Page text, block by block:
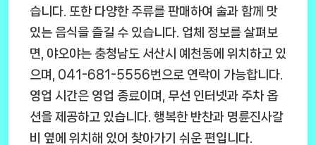
습니다. 또한 다양한 주류를 판매하여 술과 함께 맛
있는 음식을 즐길 수 있습니다. 업체 정보를 살펴보
면, 야오야는 충청남도 서산시 예천동에 위치하고 있
으며, 041-681-5556번으로 연락이 가능합니다.
영업 시간은 영업 종료이며, 무선 인터넷과 주차 옵
션을 제공하고 있습니다. 행복한 반찬과 명륜진사갈
비 옆에 위치해 있어 찾아가기 쉬운 편입니다.